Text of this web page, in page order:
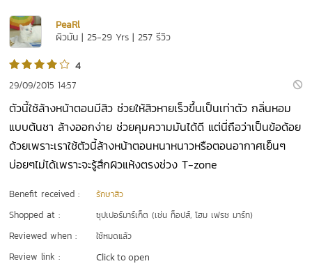
PeaRl
ผิวมัน | 25-29 Yrs | 257 รีวิว
4
29/09/2015 14:57
ตัวนี้ใช้ล้างหน้าตอนมีสิว ช่วยให้สิวหายเร็วขึ้นเป็นเท่าตัว กลิ่นหอม
แบบต้นชา ล้างออกง่าย ช่วยคุมความมันได้ดี แต่นี่ถือว่าเป็นข้อด้อย
ด้วยเพราะเราใช้ตัวนี้ล้างหน้าตอนหนาหนาวหรือตอนอากาศเย็นๆ
บ่อยๆไม่ได้เพราะจะรู้สึกผิวแห้งตรงช่วง T-zone
Benefit received : รักษาสิว
Shopped at : ซุปเปอร์มาร์เก็ต (เช่น ท็อปส์, โฮม เฟรช มาร์ท)
Reviewed when : ใช้หมดแล้ว
Review link : Click to open